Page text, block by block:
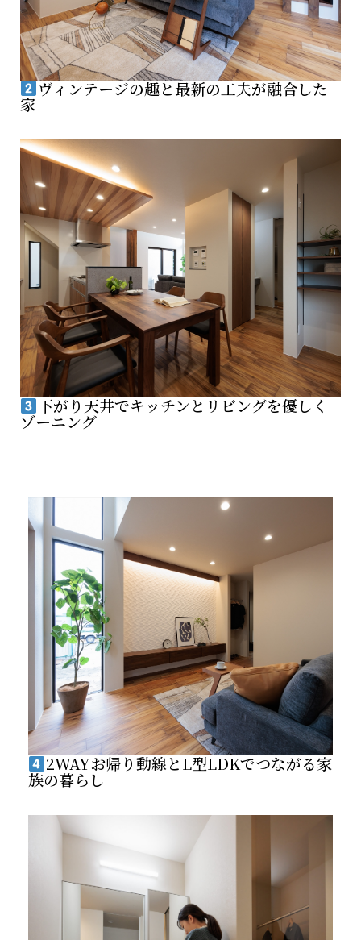
ヴィンテージの趣と最新の工夫が融合した
家
下がり天井でキッチンとリビングを優しく
ゾーニング
2WAYお帰り動線とL型LDKでつながる家
族の暮らし